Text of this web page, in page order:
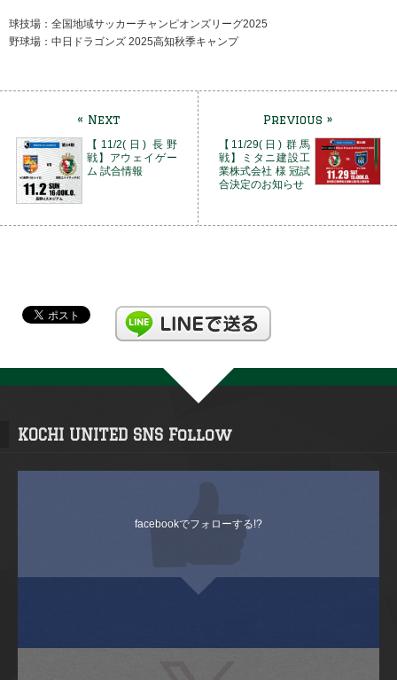
球技場：全国地域サッカーチャンピオンズリーグ2025
野球場：中日ドラゴンズ 2025高知秋季キャンプ
« Next
【11/2(日) 長野
戦】アウェイゲー
ム 試合情報
Previous »
【11/29(日) 群馬
戦】ミタニ建設工
業株式会社 様 冠試
合決定のお知らせ
KOCHI UNITED SNS Follow
facebookでフォローする!?